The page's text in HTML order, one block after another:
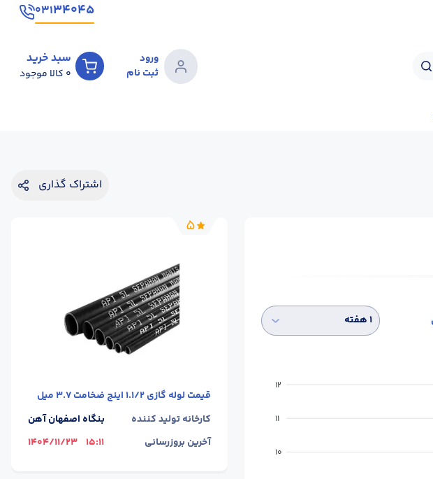
۳۴۰۴۵۰۳۱
ورود
ثبت نام
سبد خرید
0 کالا موجود
اشتراک گذاری
۱ هفته
12
11
10
5
قیمت لوله گازی 1.1/2 اینچ ضخامت 3.7 میل
کارخانه تولید کننده
بنگاه اصفهان آهن
آخرین بروزرسانی
15:11
1404/11/23